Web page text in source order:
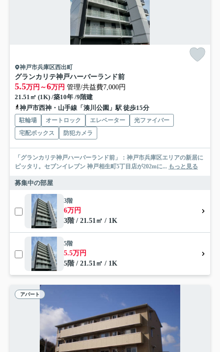
神戸市兵庫区西出町
グランカリテ神戸ハーバーランド前
5.5万円～6万円 管理/共益費7,000円
21.51㎡ (1K) /築10年 /9階建
神戸市西神・山手線「湊川公園」駅 徒歩15分
駐輪場 オートロック エレベーター
光ファイバー
宅配ボックス
防犯カメラ
「グランカリテ神戸ハーバーランド前」：神戸市兵庫区エリアの新居に
ピッタリ。セブンイレブン 神戸相生町5丁目店が202mに... もっと見る
募集中の部屋
3階
6万円
3階 / 21.51㎡ / 1K
5階
5.5万円
5階 / 21.51㎡ / 1K
アパート